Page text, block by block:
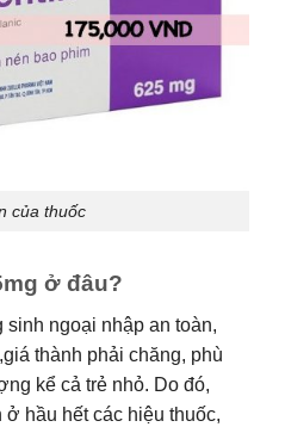
của thuốc
ở đâu?
ngoại nhập an toàn,
thành phải chăng, phù
kể cả trẻ nhỏ. Do đó,
hầu hết các hiệu thuốc,